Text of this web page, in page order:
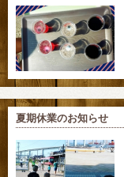
夏期休業のお知らせ